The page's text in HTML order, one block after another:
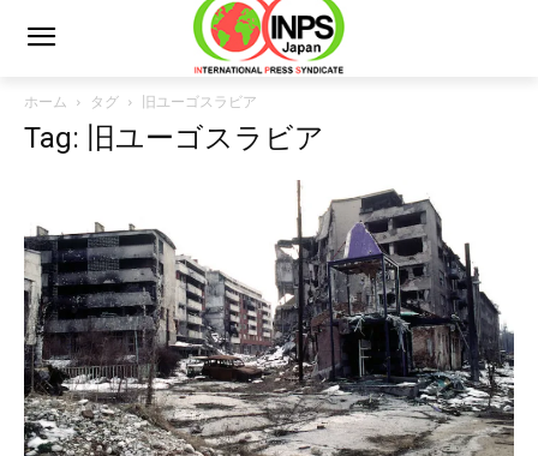
ホーム タグ 旧ユーゴスラビア
Tag: 旧ユーゴスラビア